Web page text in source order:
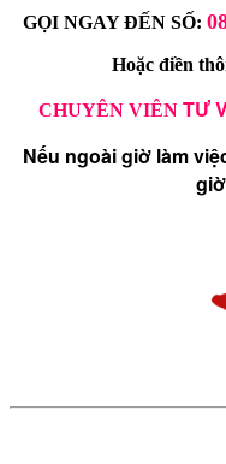
GỌI NGAY ĐẾN SỐ:
Hoặc điền
CHUYÊN VIÊN TƯ
Nếu ngoài giờ làm